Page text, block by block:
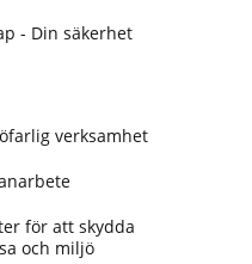
- Din säkerhet
verksamhet
för att skydda
och miljö